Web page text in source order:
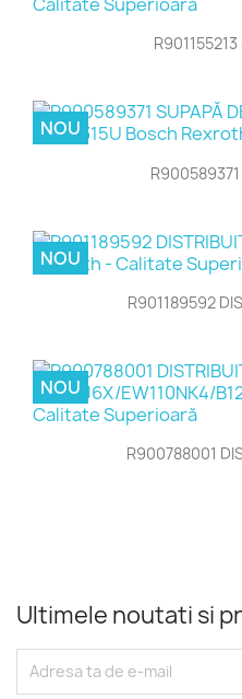
R901155213
R900589371
NOU
R901189592
NOU
R900788001
NOU
Ultimele noutati si